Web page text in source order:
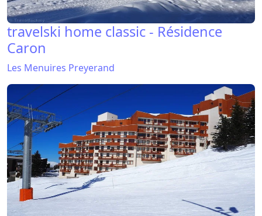
travelski home classic - Résidence
Caron
Les Menuires Preyerand